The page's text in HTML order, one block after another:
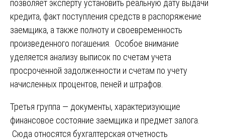
позволяет эксперту установить реальную дату выдачи
кредита, факт поступления средств в распоряжение
заемщика, а также полноту и своевременность
произведенного погашения. Особое внимание
уделяется анализу выписок по счетам учета
просроченной задолженности и счетам по учету
начисленных процентов, пеней и штрафов.
Третья группа — документы, характеризующие
финансовое состояние заемщика и предмет залога.
Сюда относятся бухгалтерская отчетность